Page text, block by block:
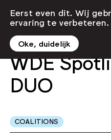
WDE
DUO
COALITIONS
Eerst even dit. Wij
ervaring te verbeteren.
Oke, duidelijk